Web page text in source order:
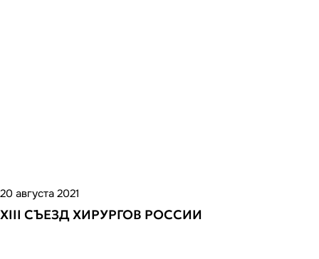
20 августа 2021
XIII СЪЕЗД ХИРУРГОВ РОССИИ